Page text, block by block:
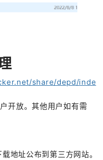
share/depd/inde
开放。其他用户如有需
地址公布到第三方网站。